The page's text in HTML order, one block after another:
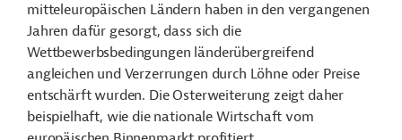
mitteleuropäischen Ländern haben in den vergangenen
Jahren dafür gesorgt, dass sich die
Wettbewerbsbedingungen länderübergreifend
angleichen und Verzerrungen durch Löhne oder Preise
entschärft wurden. Die Osterweiterung zeigt daher
beispielhaft, wie die nationale Wirtschaft vom